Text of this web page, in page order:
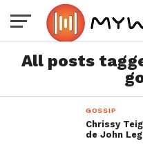
All posts
GOSSIP
Chrissy
de John